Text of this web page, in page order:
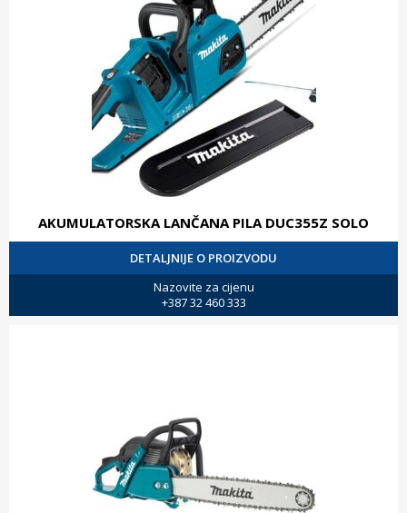
AKUMULATORSKA LANČANA PILA DUC355Z SOLO
DETALJNIJE O PROIZVODU
Nazovite za cijenu
+387 32 460 333